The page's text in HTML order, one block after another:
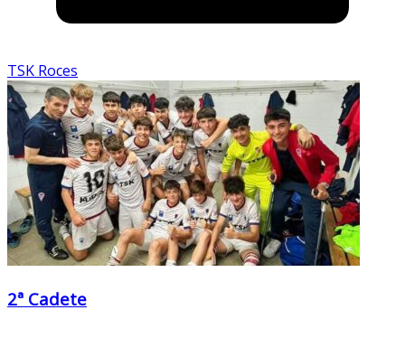
TSK Roces
2ª Cadete